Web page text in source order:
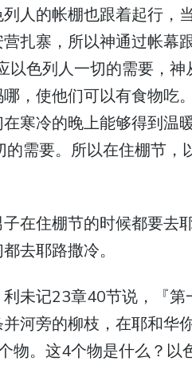
人的帐棚也跟着起行，
扎寨，所以神通过帐幕
色列人一切的需要，神
，使他们可以有食物吃
寒冷的晚上能够得到温
需要。所以在住棚节，
在住棚节的时候都要去
去耶路撒冷。
未记23章40节说，『
河旁的柳枝，在耶和华
物。这4个物是什么？以